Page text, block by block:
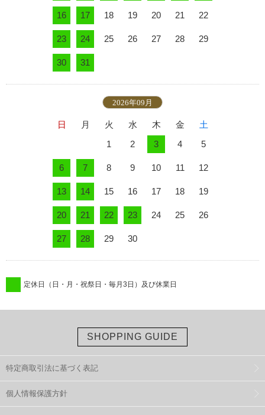
16 17 18 19 20 21 22
23 24 25 26 27 28 29
30 31
2026年09月
日 月 火 水 木 金
土
1
2 3 4 5
6 7 8 9 10 11 12
13 14 15 16 17 18 19
20 21 22 23 24 25 26
27 28 29 30
定休日（日・月・祝祭日・毎月3日）及び休業日
SHOPPING GUIDE
特定商取引法に基づく表記
個人情報保護方針